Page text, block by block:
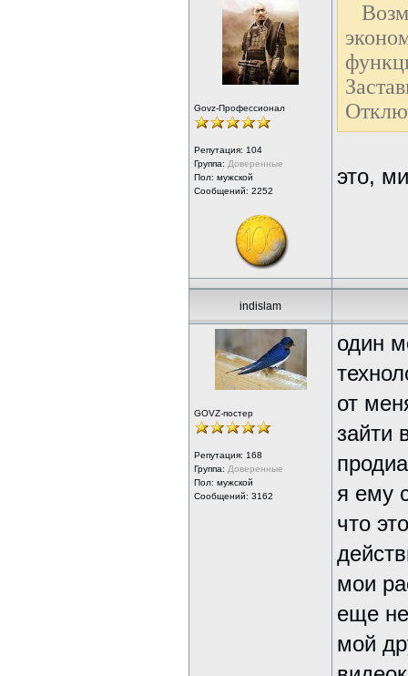
Govz-Профессионал
Репутация: 104
Группа: Доверенные
Пол: мужской
Сообщений: 2252
это,
indislam
GOVZ-постер
Репутация: 168
Группа: Доверенные
Пол: мужской
Сообщений: 3162
один
от
зайти
я ему
что
мои
еще
мой